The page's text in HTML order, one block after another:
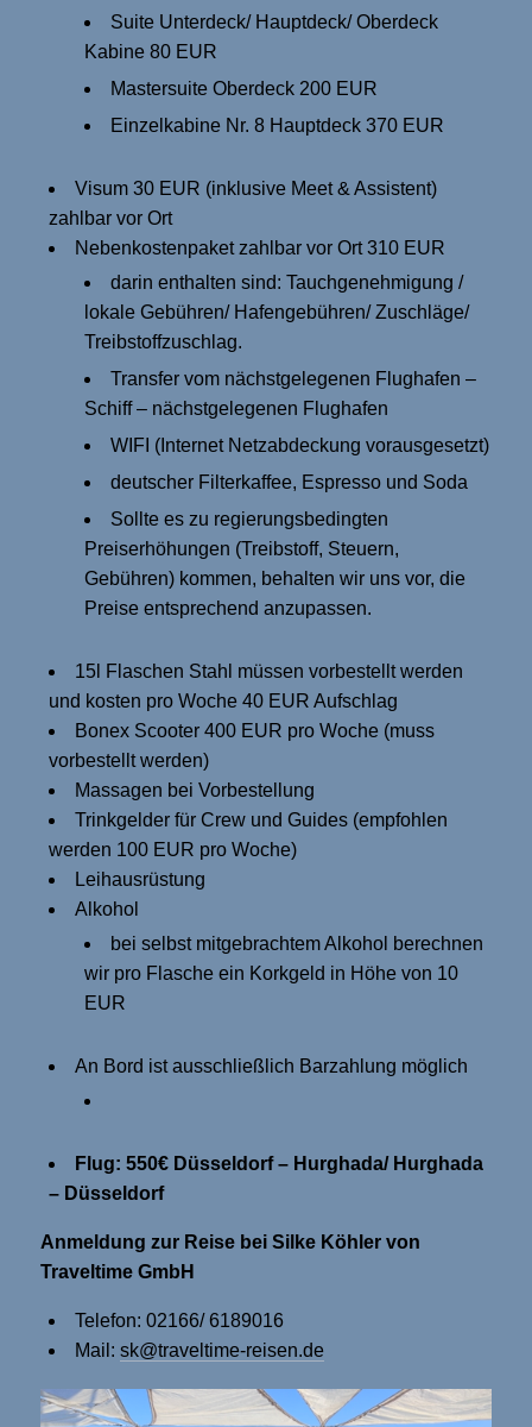
Suite Unterdeck/ Hauptdeck/ Oberdeck
Kabine 80 EUR
Mastersuite Oberdeck 200 EUR
Einzelkabine Nr. 8 Hauptdeck 370 EUR
Visum 30 EUR (inklusive Meet & Assistent)
zahlbar vor Ort
Nebenkostenpaket zahlbar vor Ort 310 EUR
darin enthalten sind: Tauchgenehmigung /
lokale Gebühren/ Hafengebühren/ Zuschläge/
Treibstoffzuschlag.
Transfer vom nächstgelegenen Flughafen –
Schiff – nächstgelegenen Flughafen
WIFI (Internet Netzabdeckung vorausgesetzt)
deutscher Filterkaffee, Espresso und Soda
Sollte es zu regierungsbedingten
Preiserhöhungen (Treibstoff, Steuern,
Gebühren) kommen, behalten wir uns vor, die
Preise entsprechend anzupassen.
15l Flaschen Stahl müssen vorbestellt werden
und kosten pro Woche 40 EUR Aufschlag
Bonex Scooter 400 EUR pro Woche (muss
vorbestellt werden)
Massagen bei Vorbestellung
Trinkgelder für Crew und Guides (empfohlen
werden 100 EUR pro Woche)
Leihausrüstung
Alkohol
bei selbst mitgebrachtem Alkohol berechnen
wir pro Flasche ein Korkgeld in Höhe von 10
EUR
An Bord ist ausschließlich Barzahlung möglich
Flug: 550€ Düsseldorf – Hurghada/ Hurghada
– Düsseldorf
Anmeldung zur Reise bei Silke Köhler von
Traveltime GmbH
Telefon: 02166/ 6189016
Mail: sk@traveltime-reisen.de